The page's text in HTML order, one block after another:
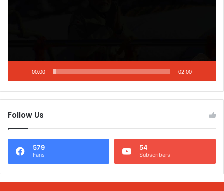
00:00 02:00
Follow Us
579
Fans
54
Subscribers